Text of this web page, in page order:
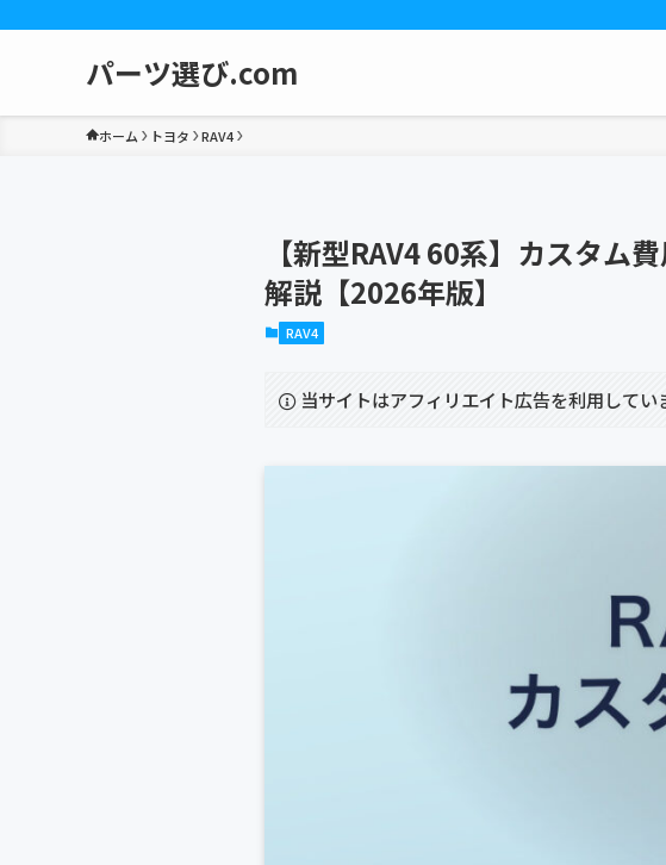
パーツ選び.com
ホーム トヨタ RAV4
【新型RAV4 60系】カスタム
解説【2026年版】
RAV4
当サイトはアフィリエイト広告を利用してい